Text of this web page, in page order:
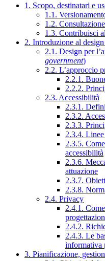
1. Scopo, destinatari e
1.1.
1.2.
1.3. Contribuisci
2. Introduzione al
2.1. Design per
government)
2.2. L’approccio
2.2.1.
2.2.2.
2.3. Accessibilità
2.3.1.
2.3.2.
2.3.3.
2.3.4.
2.3.5.
accessibilità
2.3.6.
attuazione
2.3.7.
2.3.8.
2.4. Privacy
2.4.1.
2.4.2.
2.4.3. Le
informativa
3. Pianificazione,